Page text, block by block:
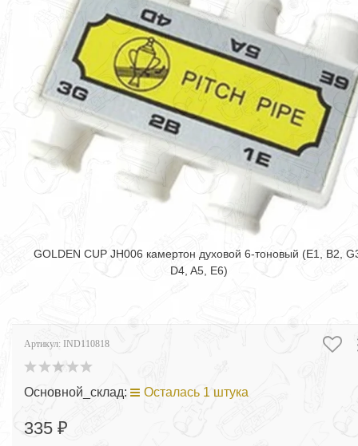
GOLDEN CUP JH006 камертон духовой 6-тоновый (E1, B2,
D4, A5, E6)
Артикул: IND110818
Основной_склад: Осталась 1 штука
335 ₽